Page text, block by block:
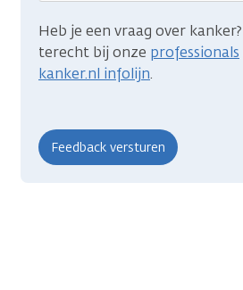
Heb je een vraag over
terecht bij onze professionals
kanker.nl infolijn.